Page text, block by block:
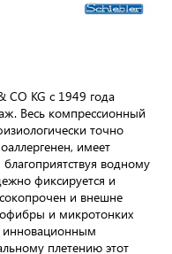
CO KG с 1949 года
Весь компрессионный
точно
имеет
водному
фиксируется и
и внешне
и микротонких
инновационным
плетению этот